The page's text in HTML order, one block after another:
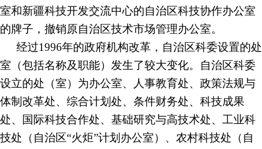
室和新疆科技开发交流中心的自治区科技协作办公室
的牌子，撤销原自治区技术市场管理办公室。
经过1996年的政府机构改革，自治区科委设置的处
室（包括名称及职能）发生了较大变化。自治区科委
设立的处（室）为办公室、人事教育处、政策法规与
体制改革处、综合计划处、条件财务处、科技成果
处、国际科技合作处、基础研究与高技术处、工业科
技处（自治区“火炬”计划办公室）、农村科技处（自